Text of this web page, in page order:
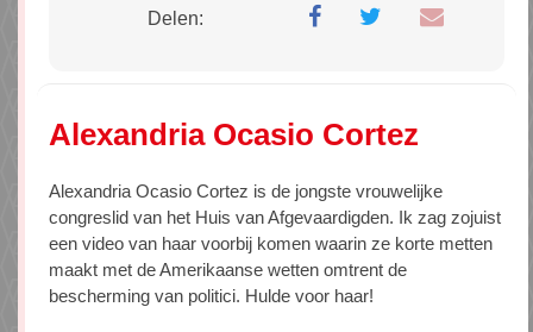
Delen:
Alexandria Ocasio Cortez
Alexandria Ocasio Cortez is de jongste vrouwelijke
congreslid van het Huis van Afgevaardigden. Ik zag zojuist
een video van haar voorbij komen waarin ze korte metten
maakt met de Amerikaanse wetten omtrent de
bescherming van politici. Hulde voor haar!